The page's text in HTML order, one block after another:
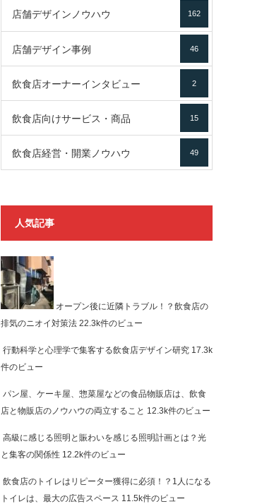
店舗デザインノウハウ 162
店舗デザイン事例 46
飲食店オーナーインタビュー 2
飲食店向けサービス・商品 15
飲食店経営・開業ノウハウ 49
人気記事
オープン後に近隣トラブル！？飲食店の
排気のニオイ対策法 22.3k件のビュー
行動科学と心理学で集客する飲食店デザイン研究 17.3k
件のビュー
パン屋、ケーキ屋、惣菜屋などの食品物販店は、飲食
店と物販店のノウハウの両立すること 12.3k件のビュー
高級に感じる照明と賑わいを感じる照明計画とは？光
と集客の関係性 12.2k件のビュー
飲食店のトイレはリピーター獲得に必須！？1人になる
トイレは、最大の広告スペース 11.5k件のビュー